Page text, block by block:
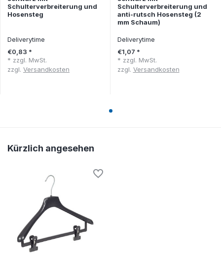
Schulterverbreiterung und
Hosensteg
Deliverytime
€0,83 *
* zzgl. MwSt.
zzgl. Versandkosten
Schulterverbreiterung und
anti-rutsch Hosensteg (2
mm Schaum)
Deliverytime
€1,07 *
* zzgl. MwSt.
zzgl. Versandkosten
Kürzlich angesehen